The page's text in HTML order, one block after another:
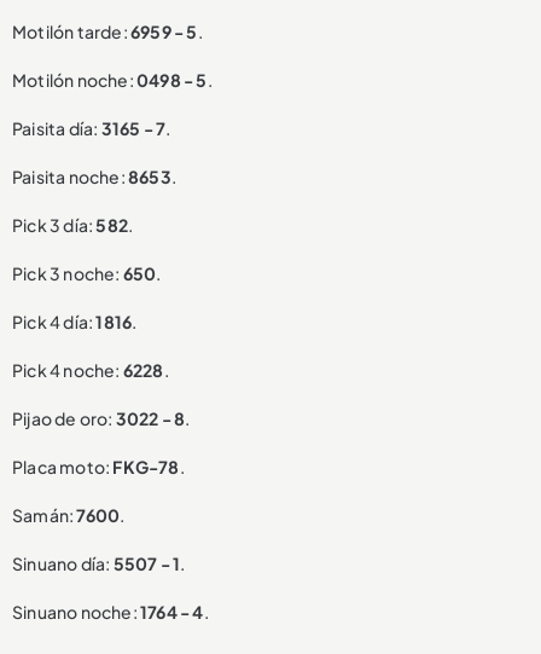
Motilón tarde:6959 - 5.
Motilón noche:0498 - 5.
Paisita día: 3165 - 7.
Paisita noche:8653.
Pick 3 día:582.
Pick 3 noche: 650.
Pick 4 día:1816.
Pick 4 noche: 6228.
Pijao de oro: 3022 - 8.
Placa moto: FKG-78.
Samán:7600.
Sinuano día: 5507 - 1.
Sinuano noche:1764 - 4.